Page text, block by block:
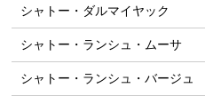
シャトー・ダルマイヤック
シャトー・ランシュ・ムーサ
シャトー・ランシュ・バージュ